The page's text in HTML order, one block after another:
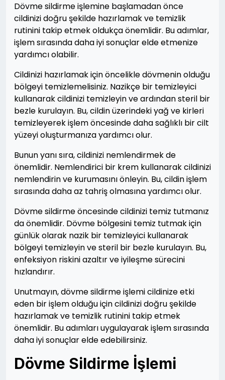
Dövme sildirme işlemine başlamadan önce
cildinizi doğru şekilde hazırlamak ve temizlik
rutinini takip etmek oldukça önemlidir. Bu adımlar,
işlem sırasında daha iyi sonuçlar elde etmenize
yardımcı olabilir.
Cildinizi hazırlamak için öncelikle dövmenin olduğu
bölgeyi temizlemelisiniz. Nazikçe bir temizleyici
kullanarak cildinizi temizleyin ve ardından steril bir
bezle kurulayın. Bu, cildin üzerindeki yağ ve kirleri
temizleyerek işlem öncesinde daha sağlıklı bir cilt
yüzeyi oluşturmanıza yardımcı olur.
Bunun yanı sıra, cildinizi nemlendirmek de
önemlidir. Nemlendirici bir krem kullanarak cildinizi
nemlendirin ve kurumasını önleyin. Bu, cildin işlem
sırasında daha az tahriş olmasına yardımcı olur.
Dövme sildirme öncesinde cildinizi temiz tutmanız
da önemlidir. Dövme bölgesini temiz tutmak için
günlük olarak nazik bir temizleyici kullanarak
bölgeyi temizleyin ve steril bir bezle kurulayın. Bu,
enfeksiyon riskini azaltır ve iyileşme sürecini
hızlandırır.
Unutmayın, dövme sildirme işlemi cildinize etki
eden bir işlem olduğu için cildinizi doğru şekilde
hazırlamak ve temizlik rutinini takip etmek
önemlidir. Bu adımları uygulayarak işlem sırasında
daha iyi sonuçlar elde edebilirsiniz.
Dövme Sildirme İşlemi